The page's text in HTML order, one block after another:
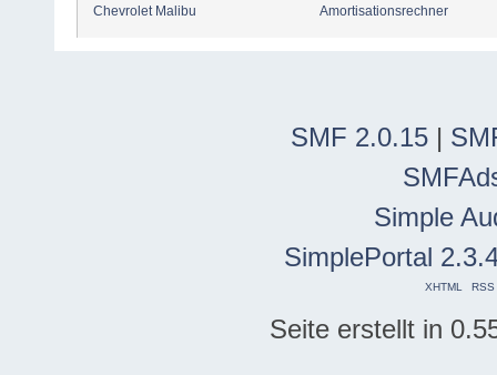
Chevrolet Malibu
Amortisationsrechner
SMF 2.0.15 |
Simple
SimplePortal
XHTML RSS
Seite erstellt in